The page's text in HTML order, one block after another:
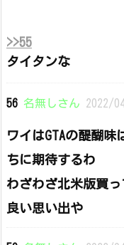
>>55
タイタンな
56 名無しさん 2022/
ワイはGTAの醍醐
ちに期待するわ
わざわざ北米版買
良い思い出や